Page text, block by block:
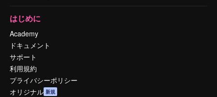
はじめに
Academy
ドキュメント
サポート
利用規約
プライバシーポリシー
オリジナル 新規